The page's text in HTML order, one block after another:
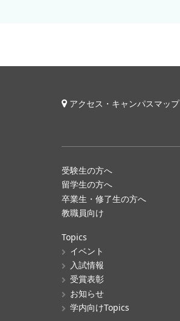
アクセス・キャンパスマップ
受験生の方へ
留学生の方へ
卒業生・修了生の方へ
教職員向け
Topics
イベント
入試情報
受賞表彰
お知らせ
学内向けTopics